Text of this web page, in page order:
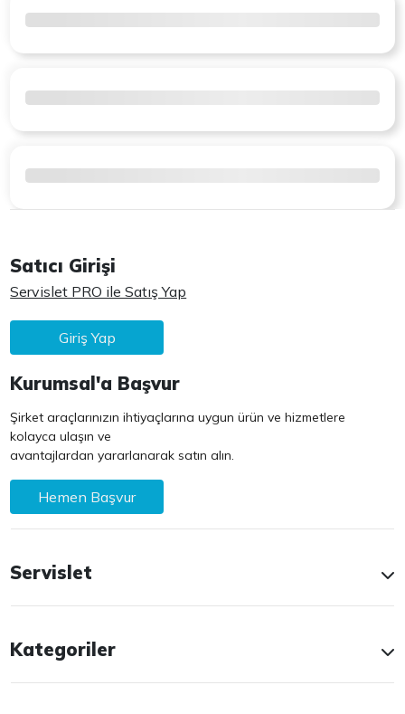
Satıcı Girişi
Servislet PRO ile Satış Yap
Giriş Yap
Kurumsal'a Başvur
Şirket araçlarınızın ihtiyaçlarına uygun ürün ve hizmetlere
kolayca ulaşın ve
avantajlardan yararlanarak satın alın.
Hemen Başvur
Servislet
Kategoriler